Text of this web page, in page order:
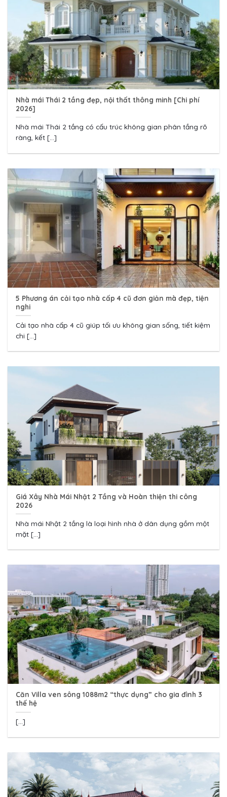
Nhà mái Thái 2 tầng đẹp, nội thất thông minh [Chi phí
2026]
Nhà mái Thái 2 tầng có cấu trúc không gian phân tầng rõ
ràng, kết [...]
5 Phương án cải tạo nhà cấp 4 cũ đơn giản mà đẹp, tiện
nghi
Cải tạo nhà cấp 4 cũ giúp tối ưu không gian sống, tiết kiệm
chi [...]
Giá Xây Nhà Mái Nhật 2 Tầng và Hoàn thiện thi công
2026
Nhà mái Nhật 2 tầng là loại hình nhà ở dân dụng gồm một
mặt [...]
Căn Villa ven sông 1088m2 “thực dụng” cho gia đình 3
thế hệ
[...]